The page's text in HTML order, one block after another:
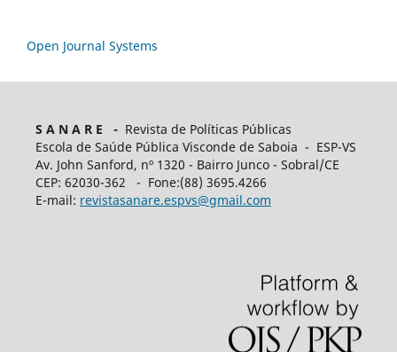
Open Journal Systems
S A N A R E - Revista de Políticas Públicas
Escola de Saúde Pública Visconde de Saboia - ESP-VS
Av. John Sanford, nº 1320 - Bairro Junco - Sobral/CE
CEP: 62030-362 - Fone:(88) 3695.4266
E-mail: revistasanare.espvs@gmail.com